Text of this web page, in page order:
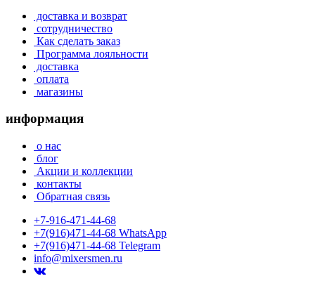
доставка и возврат
сотрудничество
Как сделать заказ
Программа лояльности
доставка
оплата
магазины
информация
о нас
блог
Акции и коллекции
контакты
Обратная связь
+7-916-471-44-68
+7(916)471-44-68 WhatsApp
+7(916)471-44-68 Telegram
info@mixersmen.ru